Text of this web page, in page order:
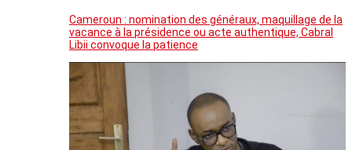
Cameroun : nomination des généraux, maquillage de la
vacance à la présidence ou acte authentique, Cabral
Libii convoque la patience